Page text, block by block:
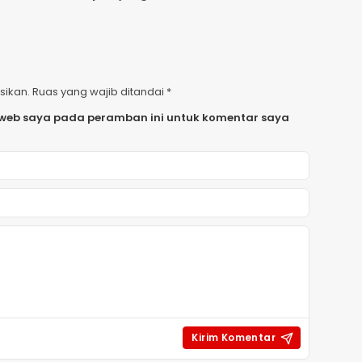
Ruas yang wajib ditandai *
saya pada peramban ini untuk komentar saya